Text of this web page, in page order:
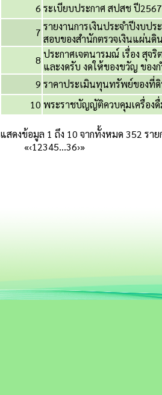
6 ระเบียบประกาศ สปสช ปี2567
7 รายงานการเงินประจำปีงบป
สอบของสำนักตรวจเงินแผ่นดิ
8 ประกาศเจตนารมณ์ เรื่อง สุจ
และงดรับ งดให้ของขวัญ ขอ
9 ราคาประเมินทุนทรัพย์ของที่
10 พระราชบัญญัติควบคุมเครื่อง
แสดงข้อมูล 1 ถึง 10 จากทั้งหมด 352 ราย
«‹12345…36›»